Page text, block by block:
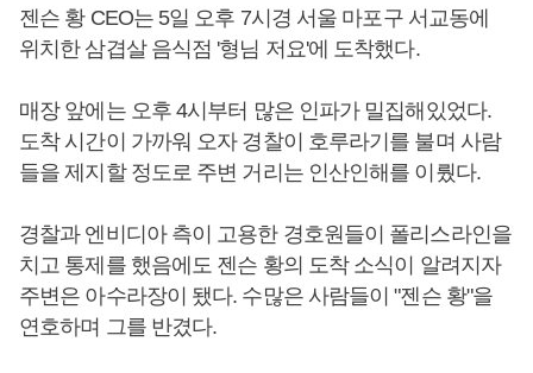
젠슨 황 CEO는 5일 오후 7시경 서울 마포구 서교동에
위치한 삼겹살 음식점 '형님 저요'에 도착했다.
매장 앞에는 오후 4시부터 많은 인파가 밀집해있었다.
도착 시간이 가까워 오자 경찰이 호루라기를 불며 사람
들을 제지할 정도로 주변 거리는 인산인해를 이뤘다.
경찰과 엔비디아 측이 고용한 경호원들이 폴리스라인을
치고 통제를 했음에도 젠슨 황의 도착 소식이 알려지자
주변은 아수라장이 됐다. 수많은 사람들이 "젠슨 황"을
연호하며 그를 반겼다.